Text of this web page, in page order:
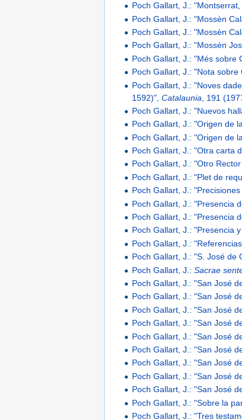
Poch Gallart, J.:
Poch Gallart, J.: "Mossèn
Poch Gallart, J.: "Mossèn
Poch Gallart, J.: "Mossèn
Poch Gallart, J.: "Més
Poch Gallart, J.: "Nota
Poch Gallart, J.: "Noves
1592)",Catalaunia , 191
Poch Gallart, J.: "Nuevos
Poch Gallart, J.: "Origen de
Poch Gallart, J.: "Origen de
Poch Gallart, J.: "Otra carta
Poch Gallart, J.: "Otro
Poch Gallart, J.: "Plet de
Poch Gallart, J.:
Poch Gallart, J.: "Presencia
Poch Gallart, J.: "Presencia
Poch Gallart, J.: "Presencia
Poch Gallart, J.:
Poch Gallart, J.: "S. José
Poch Gallart, J.:Sacrae
Poch Gallart, J.: "San José
Poch Gallart, J.: "San José
Poch Gallart, J.: "San José
Poch Gallart, J.: "San José
Poch Gallart, J.: "San José
Poch Gallart, J.: "San José
Poch Gallart, J.: "San José
Poch Gallart, J.: "San José
Poch Gallart, J.: "San José
Poch Gallart, J.: "Sobre la
Poch Gallart, J.: "Tres